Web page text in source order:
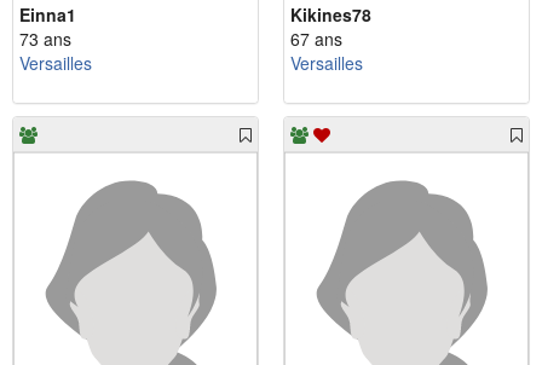
Einna1
73 ans
Versailles
Kikines78
67 ans
Versailles